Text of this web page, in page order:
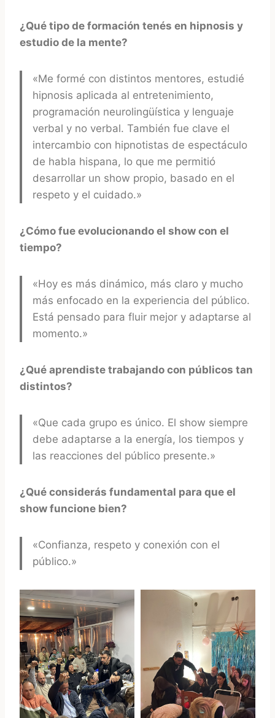
¿Qué tipo de formación tenés en hipnosis y
estudio de la mente?
«Me formé con distintos mentores, estudié
hipnosis aplicada al entretenimiento,
programación neurolingüística y lenguaje
verbal y no verbal. También fue clave el
intercambio con hipnotistas de espectáculo
de habla hispana, lo que me permitió
desarrollar un show propio, basado en el
respeto y el cuidado.»
¿Cómo fue evolucionando el show con el
tiempo?
«Hoy es más dinámico, más claro y mucho
más enfocado en la experiencia del público.
Está pensado para fluir mejor y adaptarse al
momento.»
¿Qué aprendiste trabajando con públicos tan
distintos?
«Que cada grupo es único. El show siempre
debe adaptarse a la energía, los tiempos y
las reacciones del público presente.»
¿Qué considerás fundamental para que el
show funcione bien?
«Confianza, respeto y conexión con el
público.»